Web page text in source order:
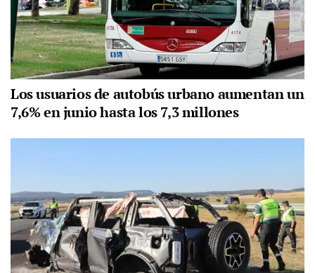
Los usuarios de autobús urbano aumentan un
7,6% en junio hasta los 7,3 millones